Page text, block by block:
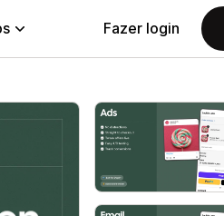
Fazer login